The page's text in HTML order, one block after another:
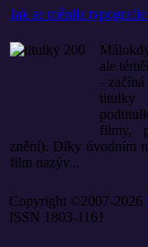
Jak se měnila
ale
-
titulky
filmy,
znění). Díky úvodním
film nazýv...
Copyright ©2007-2026
ISSN 1803-1161